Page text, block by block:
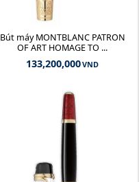
Bút máy MONTBLANC PATRON
OF ART HOMAGE TO ...
133,200,000VND